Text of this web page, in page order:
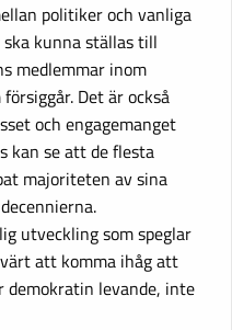
politiker och vanliga
kunna ställas till
medlemmar inom
Det är också
och engagemanget
kan se att de flesta
majoriteten av sina
utveckling som speglar
att komma ihåg att
demokratin levande, inte